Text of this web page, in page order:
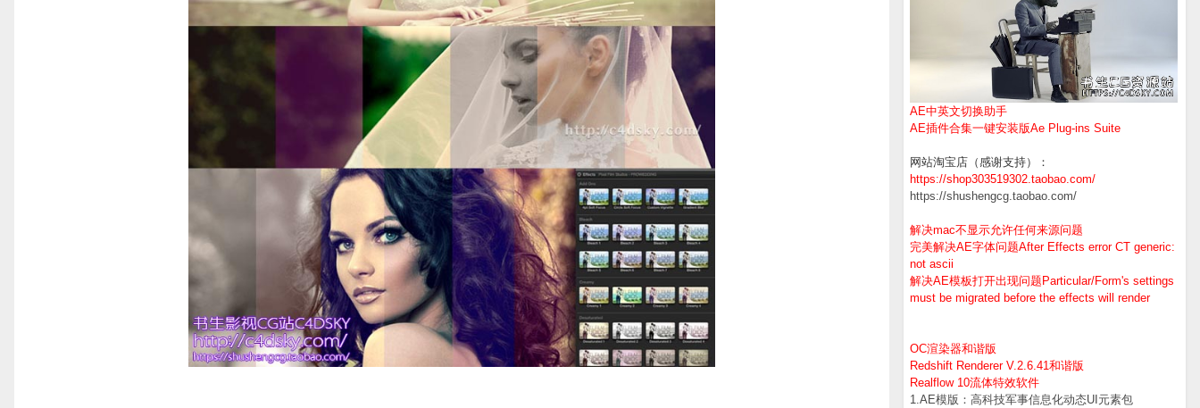
AE中英文切换助手
AE插件合集一键安装版Ae Plug-ins Suite
网站淘宝店（感谢支持）：
https://shop303519302.taobao.com/
https://shushengcg.taobao.com/
解决mac不显示允许任何来源问题
完美解决AE字体问题After Effects error CT generic:
not ascii
解决AE模板打开出现问题Particular/Form's settings
must be migrated before the effects will render
OC渲染器和谐版
Redshift Renderer V.2.6.41和谐版
Realflow 10流体特效软件
1.AE模版：高科技军事信息化动态UI元素包